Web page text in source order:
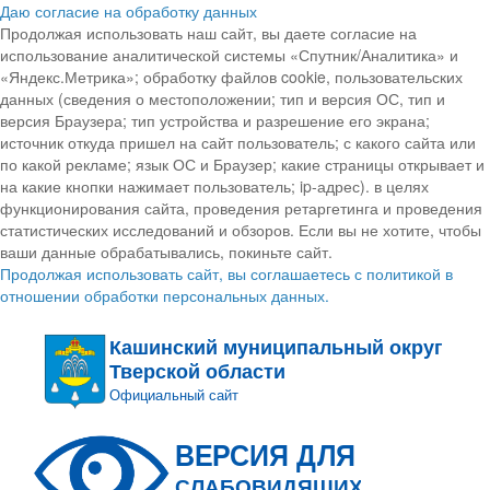
Даю согласие на обработку данных
Продолжая использовать наш сайт, вы даете согласие на
использование аналитической системы «Спутник/Аналитика» и
«Яндекс.Метрика»; обработку файлов cookie, пользовательских
данных (сведения о местоположении; тип и версия ОС, тип и
версия Браузера; тип устройства и разрешение его экрана;
источник откуда пришел на сайт пользователь; с какого сайта или
по какой рекламе; язык ОС и Браузер; какие страницы открывает и
на какие кнопки нажимает пользователь; ip-адрес). в целях
функционирования сайта, проведения ретаргетинга и проведения
статистических исследований и обзоров. Если вы не хотите, чтобы
ваши данные обрабатывались, покиньте сайт.
Продолжая использовать сайт, вы соглашаетесь с политикой в
отношении обработки персональных данных.